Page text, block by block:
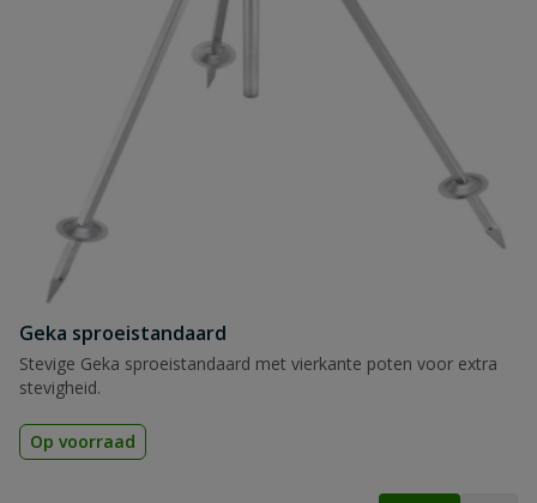
Geka sproeistandaard
Stevige Geka sproeistandaard met vierkante poten voor extra
stevigheid.
Op voorraad